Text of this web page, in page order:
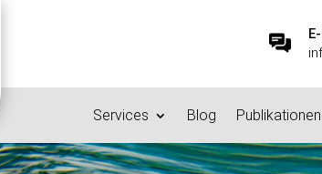
Services Blog Publikationen